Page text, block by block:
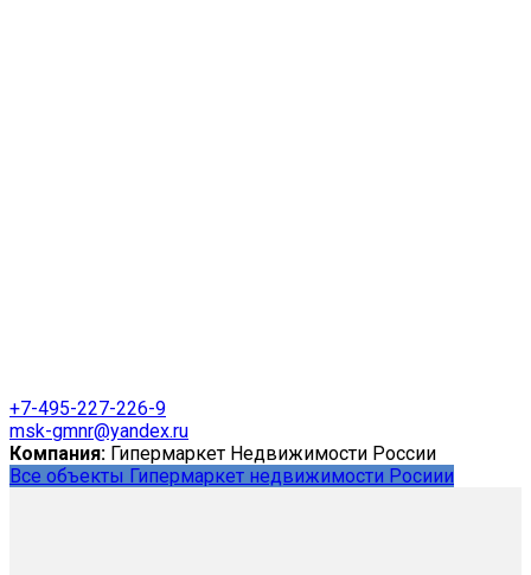
+7-495-227-226-9
msk-gmnr@yandex.ru
Компания: Гипермаркет Недвижимости России
Все объекты Гипермаркет недвижимости Росиии